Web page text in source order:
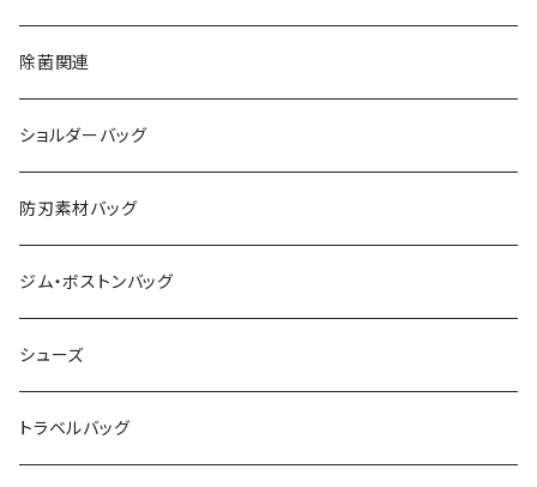
除菌関連
ショルダーバッグ
防刃素材バッグ
ジム・ボストンバッグ
シューズ
トラベルバッグ